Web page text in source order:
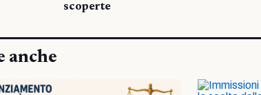
scoperte
anche